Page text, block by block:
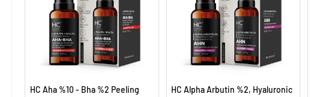
HC Aha %10 - Bha %2 Peeling
HC Alpha Arbutin %2, Hyaluronic